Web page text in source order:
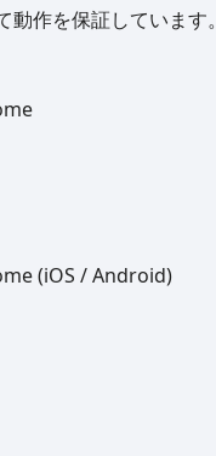
作を保証しています。
(iOS / Android)